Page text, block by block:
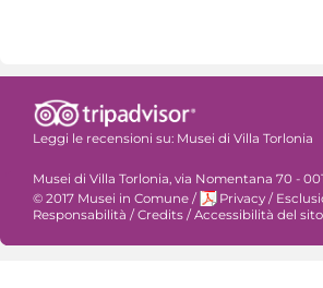
Leggi le recensioni su: Musei di Villa Torlonia
Musei di Villa Torlonia, via Nomentana 70 -
© 2017 Musei in Comune / Privacy /
Responsabilità / Credits / Accessibilità del